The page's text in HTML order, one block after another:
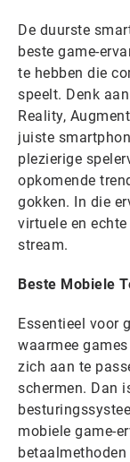
De duurste
beste game-
te hebben die
speelt. Denk
Reality,
juiste
plezierige
opkomende
gokken. In die
virtuele en
stream.
Beste Mobiele
Essentieel voor
waarmee
zich aan te
schermen. Dan
mobiele game-